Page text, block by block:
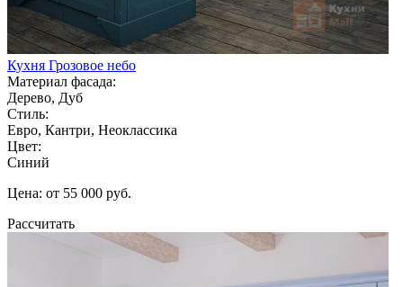
Кухня Грозовое небо
Материал фасада:
Дерево, Дуб
Стиль:
Евро, Кантри, Неоклассика
Цвет:
Синий
Цена: от 55 000 руб.
Рассчитать